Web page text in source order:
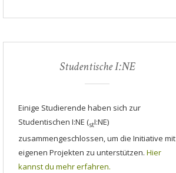
Studentische I:NE
Einige Studierende haben sich zur
Studentischen I:NE (stI:NE)
zusammengeschlossen, um die Initiative mit
eigenen Projekten zu unterstützen. Hier
kannst du mehr erfahren.